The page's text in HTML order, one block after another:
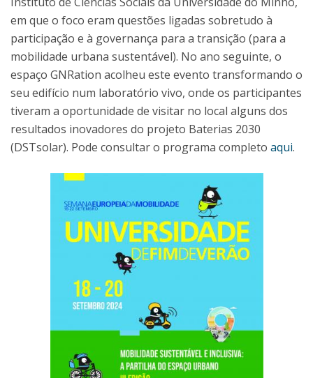
em que o foco eram questões ligadas sobretudo à
participação e à governança para a transição (para a
mobilidade urbana sustentável). No ano seguinte, o
espaço GNRation acolheu este evento transformando o
seu edifício num laboratório vivo, onde os participantes
tiveram a oportunidade de visitar no local alguns dos
resultados inovadores do projeto Baterias 2030
(DSTsolar). Pode consultar o programa completo aqui.